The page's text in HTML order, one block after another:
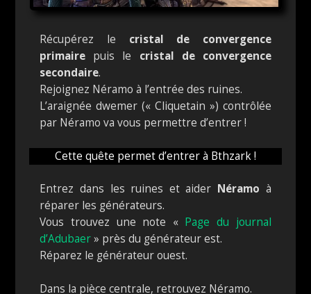
Récupérez le cristal de convergence
primaire puis le cristal de convergence
secondaire.
Rejoignez Néramo à l’entrée des ruines.
L’araignée dwemer (« Cliquetain ») contrôlée
par Néramo va vous permettre d’entrer !
Cette quête permet d’entrer à Bthzark !
Entrez dans les ruines et aider Néramo à
réparer les générateurs.
Vous trouvez une note « Page du journal
d’Adubaer» près du générateur est.
Réparez le générateur ouest.
Dans la pièce centrale, retrouvez Néramo.